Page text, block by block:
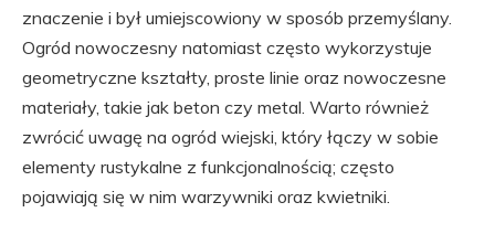
znaczenie i był umiejscowiony w sposób przemyślany.
Ogród nowoczesny natomiast często wykorzystuje
geometryczne kształty, proste linie oraz nowoczesne
materiały, takie jak beton czy metal. Warto również
zwrócić uwagę na ogród wiejski, który łączy w sobie
elementy rustykalne z funkcjonalnością; często
pojawiają się w nim warzywniki oraz kwietniki.